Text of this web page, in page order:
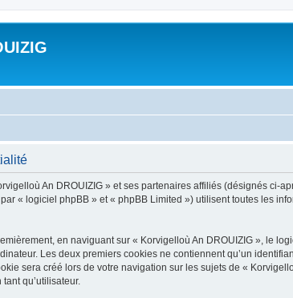
An DROUIZIG » et ses partenaires affiliés (désignés ci-
« logiciel phpBB » et « phpBB Limited ») utilisent toutes les
en naviguant sur « Korvigelloù An DROUIZIG », le
Les deux premiers cookies ne contiennent qu’un
sera créé lors de votre navigation sur les sujets de «
qu’utilisateur.